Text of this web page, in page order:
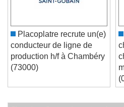
Placoplatre recrute un(e)
conducteur de ligne de
production h/f à Chambéry